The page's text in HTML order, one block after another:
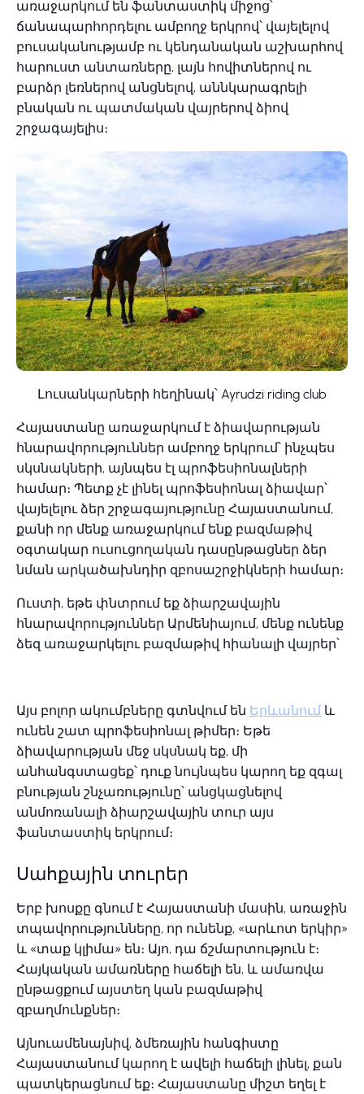
առաջարկում են ֆանտաստիկ միջոց՝
ճանապարհորդելու ամբողջ երկրով՝ վայելելով
բուսականությամբ ու կենդանական աշխարհով
հարուստ անտառները, լայն հովիտներով ու
բարձր լեռներով անցնելով, աննկարագրելի
բնական ու պատմական վայրերով ձիով
շրջագայելիս։
Լուսանկարների հեղինակ՝ Ayrudzi riding club
Հայաստանը առաջարկում է ձիավարության
հնարավորություններ ամբողջ երկրում՝ ինչպես
սկսնակների, այնպես էլ պրոֆեսիոնալների
համար։ Պետք չէ լինել պրոֆեսիոնալ ձիավար՝
վայելելու ձեր շրջագայությունը Հայաստանում,
քանի որ մենք առաջարկում ենք բազմաթիվ
օգտակար ուսուցողական դասընթացներ ձեր
նման արկածախնդիր զբոսաշրջիկների համար։
Ուստի, եթե փնտրում եք ձիարշավային
հնարավորություններ Արմենիայում, մենք ունենք
ձեզ առաջարկելու բազմաթիվ հիանալի վայրեր՝
Այս բոլոր ակումբները գտնվում են Երևանումև
ունեն շատ պրոֆեսիոնալ թիմեր։ Եթե
ձիավարության մեջ սկսնակ եք, մի
անհանգստացեք՝ դուք նույնպես կարող եք զգալ
բնության շնչառությունը՝ անցկացնելով
անմոռանալի ձիարշավային տուր այս
ֆանտաստիկ երկրում։
Սահքային տուրեր
Երբ խոսքը գնում է Հայաստանի մասին, առաջին
տպավորությունները, որ ունենք, «արևոտ երկիր»
և «տաք կլիմա» են։ Այո, դա ճշմարտություն է։
Հայկական ամառները հաճելի են, և ամառվա
ընթացքում այստեղ կան բազմաթիվ
զբաղմունքներ։
Այնուամենայնիվ, ձմեռային հանգիստը
Հայաստանում կարող է ավելի հաճելի լինել, քան
պատկերացնում եք։ Հայաստանը միշտ եղել է